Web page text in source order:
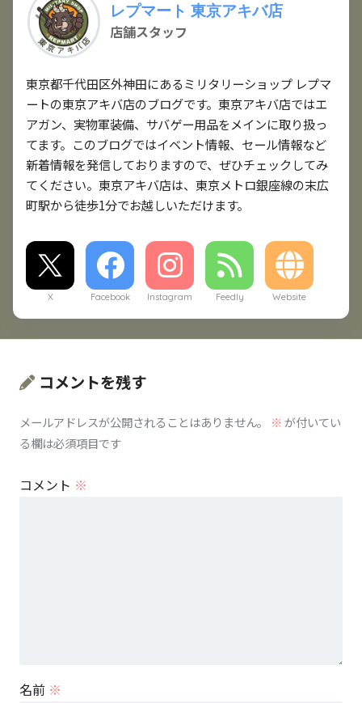
レプマート 東京アキバ店
店舗スタッフ
東京都千代田区外神田にあるミリタリーショップ レプマ
ートの東京アキバ店のブログです。東京アキバ店ではエ
アガン、実物軍装備、サバゲー用品をメインに取り扱っ
てます。このブログではイベント情報、セール情報など
新着情報を発信しておりますので、ぜひチェックしてみ
てください。東京アキバ店は、東京メトロ銀座線の末広
町駅から徒歩1分でお越しいただけます。
X Facebook Instagram Feedly Website
コメントを残す
メールアドレスが公開されることはありません。 ※が付いてい
る欄は必須項目です
コメント ※
名前 ※